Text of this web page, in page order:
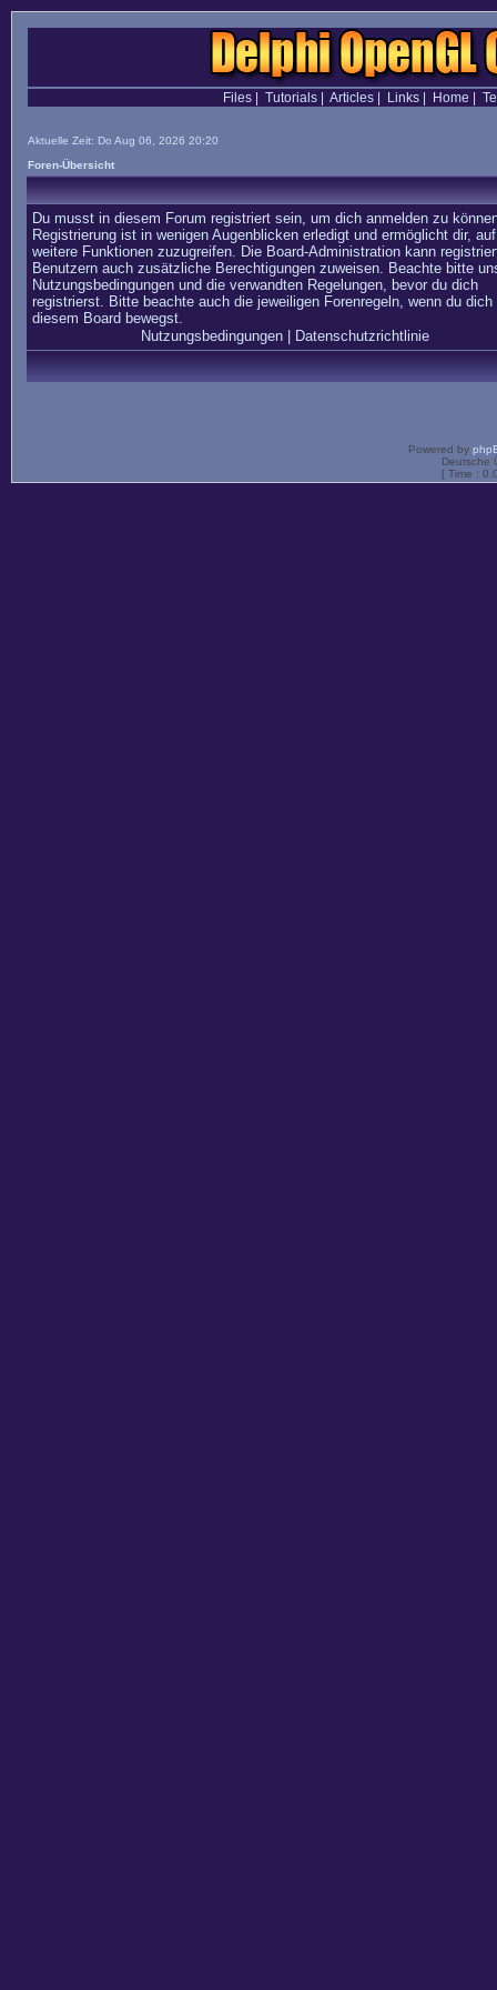
Files| Tutorials| Articles| Links| Home
Aktuelle Zeit: Do Aug 06, 2026 20:20
Foren-Übersicht
Du musst in diesem Forum registriert sein, um dich anmelden zu
Registrierung ist in wenigen Augenblicken erledigt und ermöglicht dir, auf
weitere Funktionen zuzugreifen. Die Board-Administration kann
Benutzern auch zusätzliche Berechtigungen zuweisen. Beachte bitte
Nutzungsbedingungen und die verwandten Regelungen, bevor du dich
registrierst. Bitte beachte auch die jeweiligen Forenregeln, wenn du dich
diesem Board bewegst.
Nutzungsbedingungen| Datenschutzrichtlinie
Powered by
Deutsche
[ Time :